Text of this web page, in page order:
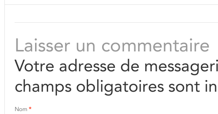
Laisser un commentaire
Votre adresse de
champs obligatoires sont
Nom *